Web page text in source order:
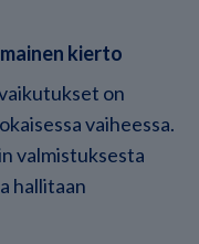
kierto
on
vaiheessa.
valmistuksesta
hallitaan